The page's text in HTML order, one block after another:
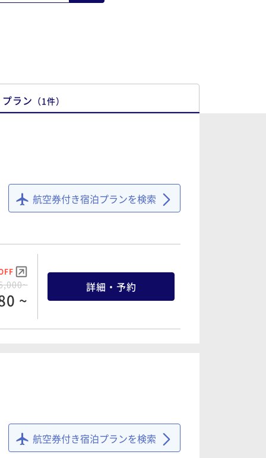
プラン （1件）
航空券付き宿泊プランを検索
~
詳細・予約
航空券付き宿泊プランを検索